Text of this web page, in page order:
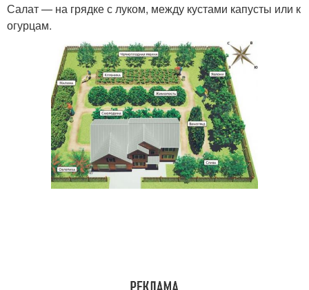
Салат — на грядке с луком, между кустами капусты или к
огурцам.